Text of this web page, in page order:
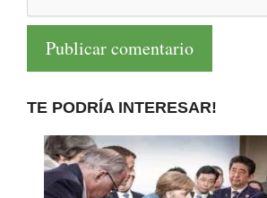
TE PODRÍA INTERESAR!